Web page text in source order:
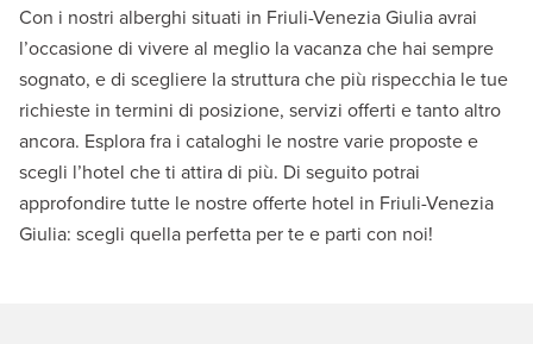
Con i nostri alberghi situati in Friuli-Venezia Giulia avrai
l’occasione di vivere al meglio la vacanza che hai sempre
sognato, e di scegliere la struttura che più rispecchia le tue
richieste in termini di posizione, servizi offerti e tanto altro
ancora. Esplora fra i cataloghi le nostre varie proposte e
scegli l’hotel che ti attira di più. Di seguito potrai
approfondire tutte le nostre offerte hotel in Friuli-Venezia
Giulia: scegli quella perfetta per te e parti con noi!